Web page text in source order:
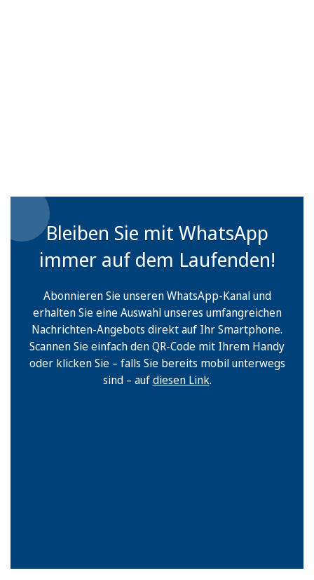
Bleiben Sie mit WhatsApp
immer auf dem Laufenden!
Abonnieren Sie unseren WhatsApp-Kanal und
erhalten Sie eine Auswahl unseres umfangreichen
Nachrichten-Angebots direkt auf Ihr Smartphone.
Scannen Sie einfach den QR-Code mit Ihrem Handy
oder klicken Sie – falls Sie bereits mobil unterwegs
sind – aufdiesen Link.